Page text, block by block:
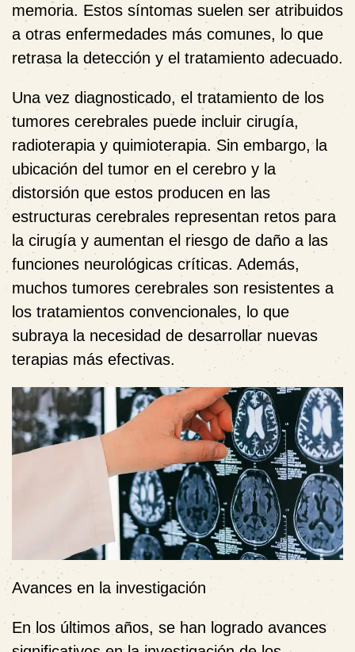
memoria. Estos síntomas suelen ser atribuidos
a otras enfermedades más comunes, lo que
retrasa la detección y el tratamiento adecuado.
Una vez diagnosticado, el tratamiento de los
tumores cerebrales puede incluir cirugía,
radioterapia y quimioterapia. Sin embargo, la
ubicación del tumor en el cerebro y la
distorsión que estos producen en las
estructuras cerebrales representan retos para
la cirugía y aumentan el riesgo de daño a las
funciones neurológicas críticas. Además,
muchos tumores cerebrales son resistentes a
los tratamientos convencionales, lo que
subraya la necesidad de desarrollar nuevas
terapias más efectivas.
Avances en la investigación
En los últimos años, se han logrado avances